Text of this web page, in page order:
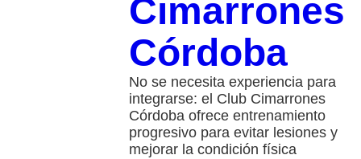
Cimarrones
Córdoba
No se necesita experiencia para
integrarse: el Club Cimarrones
Córdoba ofrece entrenamiento
progresivo para evitar lesiones y
mejorar la condición física